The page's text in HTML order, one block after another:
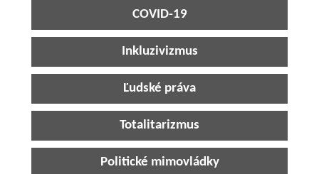
COVID-19
Inkluzivizmus
Ľudské práva
Totalitarizmus
Politické mimovládky